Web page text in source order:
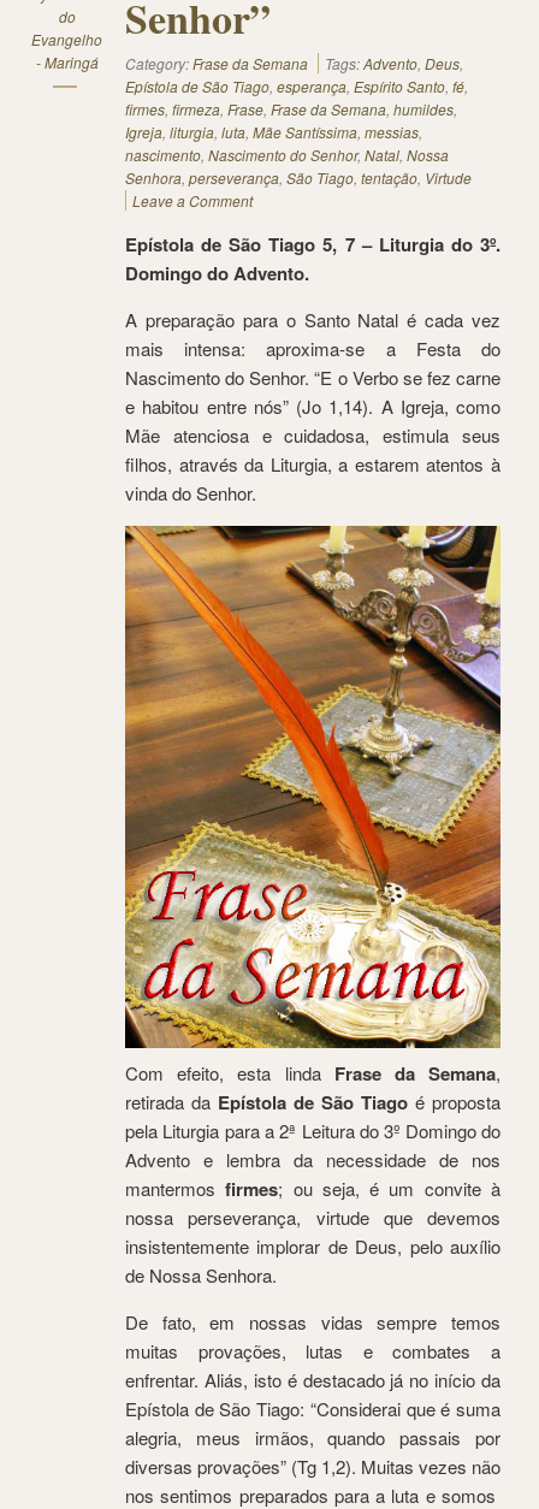
do
Evangelho
- Maringá
Senhor”
Category:Frase da Semana Tags:Advento, Deus,
Epístola de São Tiago, esperança, Espírito Santo, fé,
firmes, firmeza, Frase, Frase da Semana, humildes,
Igreja, liturgia, luta, Mãe Santíssima, messias,
nascimento, Nascimento do Senhor, Natal, Nossa
Senhora, perseverança, São Tiago, tentação, Virtude
Leave a Comment
Epístola de São Tiago 5, 7 – Liturgia do 3º.
Domingo do Advento.
A preparação para o Santo Natal é cada vez
mais intensa: aproxima-se a Festa do
Nascimento do Senhor. “E o Verbo se fez carne
e habitou entre nós” (Jo 1,14). A Igreja, como
Mãe atenciosa e cuidadosa, estimula seus
filhos, através da Liturgia, a estarem atentos à
vinda do Senhor.
Com efeito, esta linda Frase da Semana,
retirada da Epístola de São Tiago é proposta
pela Liturgia para a 2ª Leitura do 3º Domingo do
Advento e lembra da necessidade de nos
mantermosfirmes; ou seja, é um convite à
nossa perseverança, virtude que devemos
insistentemente implorar de Deus, pelo auxílio
de Nossa Senhora.
De fato, em nossas vidas sempre temos
muitas provações, lutas e combates a
enfrentar. Aliás, isto é destacado já no início da
Epístola de São Tiago: “Considerai que é suma
alegria, meus irmãos, quando passais por
diversas provações” (Tg 1,2). Muitas vezes não
nos sentimos preparados para a luta e somos